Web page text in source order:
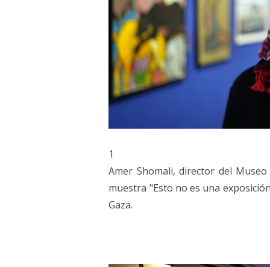
1
Amer Shomali, director del
muestra "Esto no es una
Gaza.